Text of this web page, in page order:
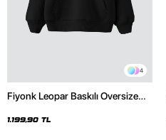
4
Fiyonk Leopar Baskılı Oversize
1.199,90 TL